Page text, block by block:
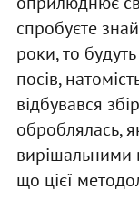
спробуєте
роки, то
посів,
відбувався
оброблялась,
вирішальними
що цієї